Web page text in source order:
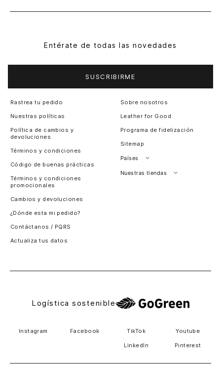
Entérate de todas las novedades
SUSCRIBIRME
Rastrea tu pedido
Nuestras políticas
Política de cambios y
devoluciones
Términos y condiciones
Código de buenas prácticas
Términos y condiciones
promocionales
Cambios y devoluciones
¿Dónde esta mi pedido?
Contáctanos / PQRS
Actualiza tus datos
Sobre nosotros
Leather for Good
Programa de fidelización
Sitemap
Países
Perú
Nuestras tiendas
Logística sostenible
Instagram Facebook TikTok Youtube
LinkedIn Pinterest